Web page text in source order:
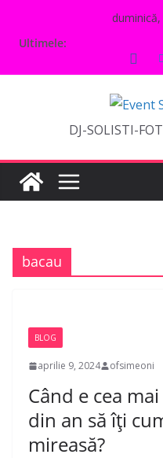
Ultimele:
DJ-SOLISTI-
bacau
BLOG
aprilie 9, 2024 ofsimeoni
Când e cea
din an să îți
mireasă?